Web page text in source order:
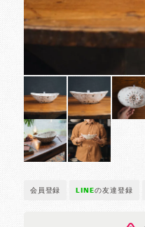
会員登録 LINEの友達登録